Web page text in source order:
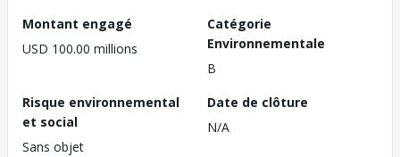
Montant engagé
USD 100.00 millions
Catégorie
Environnementale
B
Risque environnemental
et social
Sans objet
Date de clôture
N/A